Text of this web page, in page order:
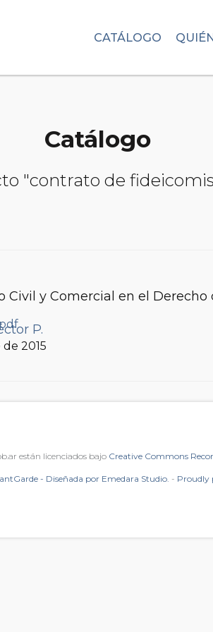
CATÁLOGO
Catálogo
"contrato de
Civil y Comercial en el Derecho
P.
2015
están licenciados bajo Creative Commons
- Diseñada por Emedara Studio. - Proudly